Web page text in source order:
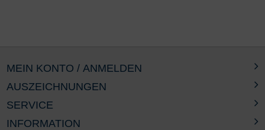
AUSZEICHNUNGEN
SERVICE
INFORMATION
MEIN KONTO / ANMELDEN